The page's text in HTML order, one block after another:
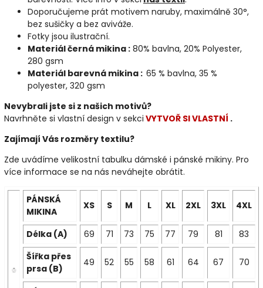
Doporučujeme prát motivem naruby, maximálně 30°,
bez sušičky a bez aviváže.
Fotky jsou ilustrační.
Materiál černá mikina : 80% bavlna, 20% Polyester,
280 gsm
Materiál barevná mikina : 65 % bavlna, 35 %
polyester, 320 gsm
Nevybrali jste si z našich motivů?
Navrhněte si vlastní design v sekci VYTVOŘ SI VLASTNÍ .
Zajímají Vás rozměry textilu?
Zde uvádíme velikostní tabulku dámské i pánské mikiny. Pro
více informace se na nás neváhejte obrátit.
PÁNSKÁ
MIKINA
XS S M L XL 2XL 3XL 4XL
Délka (A) 69 71 73 75 77 79 81
83
Šířka přes
prsa (B)
49 52 55 58 61 64 67 70